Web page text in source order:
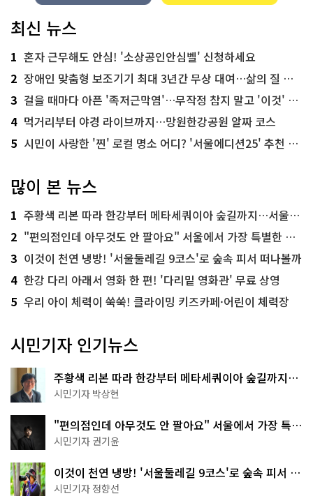
최신 뉴스
1 혼자 근무해도 안심! '소상공인안심벨' 신청하세요
2 장애인 맞춤형 보조기기 최대 3년간 무상 대여…삶의 질 높인다
3 걸을 때마다 아픈 '족저근막염'…무작정 참지 말고 '이것' 해보세요!
4 먹거리부터 야경 라이브까지…망원한강공원 알짜 코스
5 시민이 사랑한 '찐' 로컬 명소 어디? '서울에디션25' 추천 코스
많이 본 뉴스
1 주황색 리본 따라 한강부터 메타세쿼이아 숲길까지…서울둘레길 15코스
2 "편의점인데 아무것도 안 팔아요" 서울에서 가장 특별한 편의점의 정체
3 이것이 천연 냉방! '서울둘레길 9코스'로 숲속 피서 떠나볼까
4 한강 다리 아래서 영화 한 편! '다리밑 영화관' 무료 상영
5 우리 아이 체력이 쑥쑥! 클라이밍 키즈카페·어린이 체력장
시민기자 인기뉴스
주황색 리본 따라 한강부터 메타세쿼이아 숲길까지…
서울둘레길 15코스
시민기자 박상현
"편의점인데 아무것도 안 팔아요" 서울에서 가장 특별
한 편의점의 정체
시민기자 권기윤
이것이 천연 냉방! '서울둘레길 9코스'로 숲속 피서 떠
나볼까
시민기자 정향선